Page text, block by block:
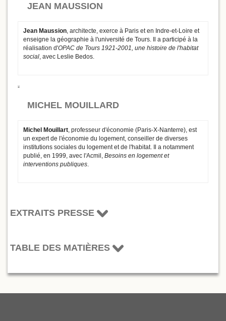
JEAN MAUSSION
Jean Maussion, architecte, exerce à Paris et en Indre-et-Loire et
enseigne la géographie à l'université de Tours. Il a participé à la
réalisation d'OPAC de Tours 1921-2001, une histoire de l'habitat
social, avec Leslie Bedos.
MICHEL MOUILLARD
Michel Mouillart, professeur d'économie (Paris-X-Nanterre), est
un expert de l'économie du logement, conseiller de diverses
institutions sociales du logement et de l'habitat. Il a notamment
publié, en 1999, avec l'Acmil, Besoins en logement et
interventions publiques.
EXTRAITS PRESSE
TABLE DES MATIÈRES